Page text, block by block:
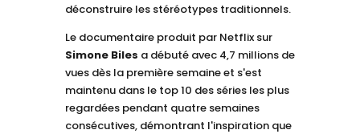
déconstruire les stéréotypes traditionnels.
Le documentaire produit par Netflix sur
Simone Biles a débuté avec 4,7 millions de
vues dès la première semaine et s'est
maintenu dans le top 10 des séries les plus
regardées pendant quatre semaines
consécutives, démontrant l'inspiration que